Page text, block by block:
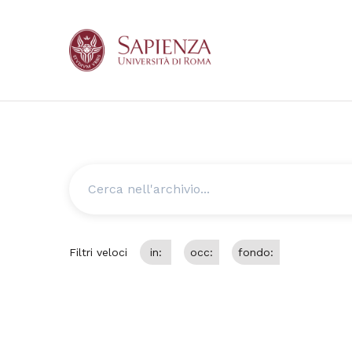
Cerca
Filtri veloci in: occ: fondo: